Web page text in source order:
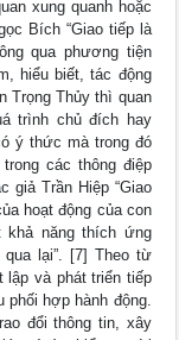
xung quanh hoặc
Bích “Giao tiếp là
qua phương tiện
hiểu biết, tác động
Trọng Thủy thì quan
trình chủ đích hay
ý thức mà trong đó
các thông điệp
giả Trần Hiệp “Giao
hoạt động của con
năng thích ứng
lại”. [7] Theo từ
lập và phát triển tiếp
hợp hành động.
đổi thông tin, xây